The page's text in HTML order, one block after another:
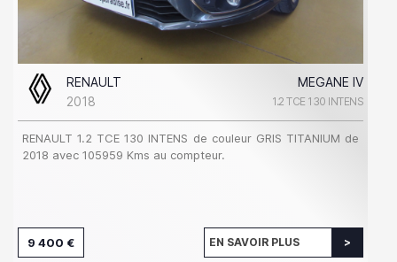
RENAULT
MEGANE IV
2018
1.2 TCE 130 INTENS
RENAULT 1.2 TCE 130 INTENS de couleur GRIS TITANIUM de
2018 avec 105959 Kms au compteur.
9 400 € EN SAVOIR PLUS